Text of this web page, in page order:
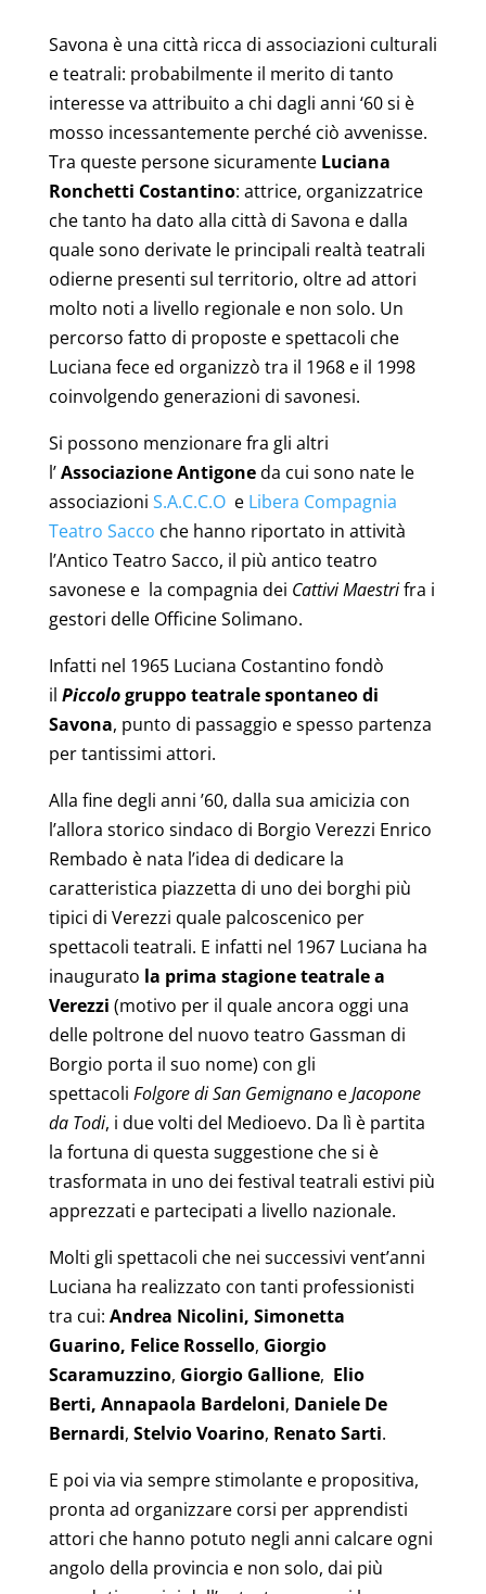
Savona è una città ricca di associazioni culturali
e teatrali: probabilmente il merito di tanto
interesse va attribuito a chi dagli anni ‘60 si è
mosso incessantemente perché ciò avvenisse.
Tra queste persone sicuramente Luciana
Ronchetti Costantino: attrice, organizzatrice
che tanto ha dato alla città di Savona e dalla
quale sono derivate le principali realtà teatrali
odierne presenti sul territorio, oltre ad attori
molto noti a livello regionale e non solo. Un
percorso fatto di proposte e spettacoli che
Luciana fece ed organizzò tra il 1968 e il 1998
coinvolgendo generazioni di savonesi.
Si possono menzionare fra gli altri
l’Associazione Antigoneda cui sono nate le
associazioni S.A.C.C.Oe Libera Compagnia
Teatro Sacco che hanno riportato in attività
l’Antico Teatro Sacco, il più antico teatro
savonese e la compagnia dei Cattivi Maestrifra i
gestori delle Officine Solimano.
Infatti nel 1965 Luciana Costantino fondò
il Piccologruppo teatrale spontaneo di
Savona, punto di passaggio e spesso partenza
per tantissimi attori.
Alla fine degli anni ’60, dalla sua amicizia con
l’allora storico sindaco di Borgio Verezzi Enrico
Rembado è nata l’idea di dedicare la
caratteristica piazzetta di uno dei borghi più
tipici di Verezzi quale palcoscenico per
spettacoli teatrali. E infatti nel 1967 Luciana ha
inaugurato la prima stagione teatrale a
Verezzi (motivo per il quale ancora oggi una
delle poltrone del nuovo teatro Gassman di
Borgio porta il suo nome) con gli
spettacoli Folgore di San GemignanoeJacopone
da Todi, i due volti del Medioevo. Da lì è partita
la fortuna di questa suggestione che si è
trasformata in uno dei festival teatrali estivi più
apprezzati e partecipati a livello nazionale.
Molti gli spettacoli che nei successivi vent’anni
Luciana ha realizzato con tanti professionisti
tra cui: Andrea Nicolini, Simonetta
Guarino, Felice Rossello, Giorgio
Scaramuzzino, Giorgio Gallione, Elio
Berti, Annapaola Bardeloni, Daniele De
Bernardi, Stelvio Voarino, Renato Sarti.
E poi via via sempre stimolante e propositiva,
pronta ad organizzare corsi per apprendisti
attori che hanno potuto negli anni calcare ogni
angolo della provincia e non solo, dai più